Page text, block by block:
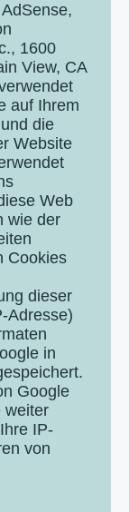
1600
View, CA
auf Ihrem
die
Website
Web
wie der
Cookies
dieser
Adresse)
in
Google
weiter
IP-
von